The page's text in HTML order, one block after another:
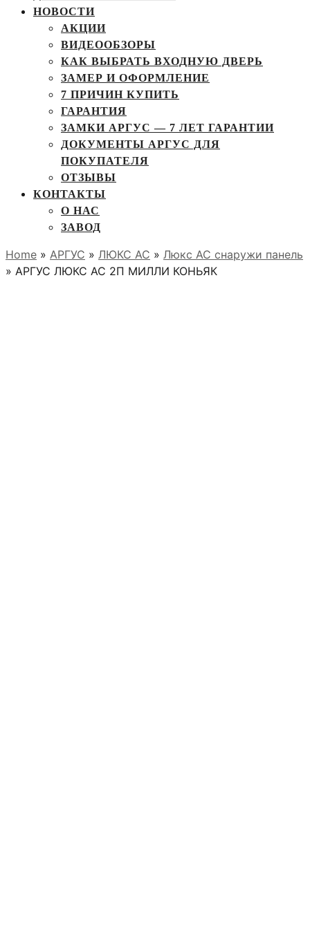
НОВОСТИ
АКЦИИ
ВИДЕООБЗОРЫ
КАК ВЫБРАТЬ ВХОДНУЮ ДВЕРЬ
ЗАМЕР И ОФОРМЛЕНИЕ
7 ПРИЧИН КУПИТЬ
ГАРАНТИЯ
ЗАМКИ АРГУС — 7 ЛЕТ ГАРАНТИИ
ДОКУМЕНТЫ АРГУС ДЛЯ
ПОКУПАТЕЛЯ
ОТЗЫВЫ
КОНТАКТЫ
О НАС
ЗАВОД
Home » АРГУС » ЛЮКС АС » Люкс АС снаружи панель
» АРГУС ЛЮКС АС 2П МИЛЛИ КОНЬЯК